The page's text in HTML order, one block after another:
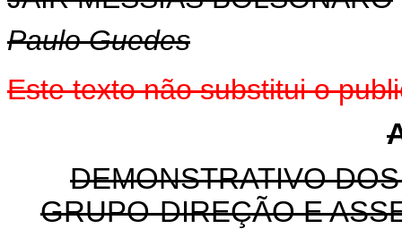
Paulo Guedes
Este texto não substitui o
DEMONSTRATIVO
GRUPO-DIREÇÃO E